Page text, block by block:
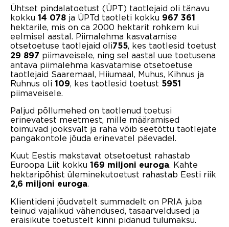
Ühtset pindalatoetust (ÜPT) taotlejaid oli tänavu
kokku 14 078 ja ÜPTd taotleti kokku 967 361
hektarile, mis on ca 2000 hektarit rohkem kui
eelmisel aastal. Piimalehma kasvatamise
otsetoetuse taotlejaid oli755, kes taotlesid toetust
29 897 piimaveisele, ning sel aastal uue toetusena
antava piimalehma kasvatamise otsetoetuse
taotlejaid Saaremaal, Hiiumaal, Muhus, Kihnus ja
Ruhnus oli 109, kes taotlesid toetust 5951
piimaveisele.
Paljud põllumehed on taotlenud toetusi
erinevatest meetmest, mille määramised
toimuvad jooksvalt ja raha võib seetõttu taotlejate
pangakontole jõuda erinevatel päevadel.
Kuut Eestis makstavat otsetoetust rahastab
Euroopa Liit kokku 169 miljoni euroga. Kahte
hektaripõhist üleminekutoetust rahastab Eesti riik
2,6 miljoni euroga.
Klientideni jõudvatelt summadelt on PRIA juba
teinud vajalikud vähendused, tasaarveldused ja
eraisikute toetustelt kinni pidanud tulumaksu.